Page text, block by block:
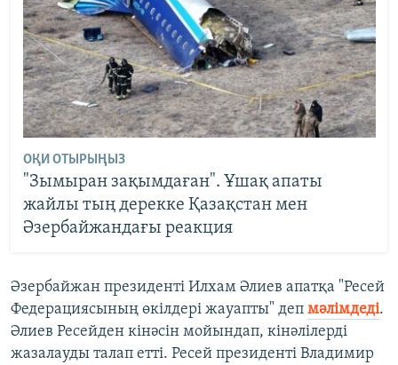
ОҚИ ОТЫРЫҢЫЗ
"Зымыран зақымдаған". Ұшақ апаты
жайлы тың дерекке Қазақстан мен
Әзербайжандағы реакция
Әзербайжан президенті Илхам Әлиев апатқа "Ресей
Федерациясының өкілдері жауапты" деп мәлімдеді.
Әлиев Ресейден кінәсін мойындап, кінәлілерді
жазалауды талап етті. Ресей президенті Владимир